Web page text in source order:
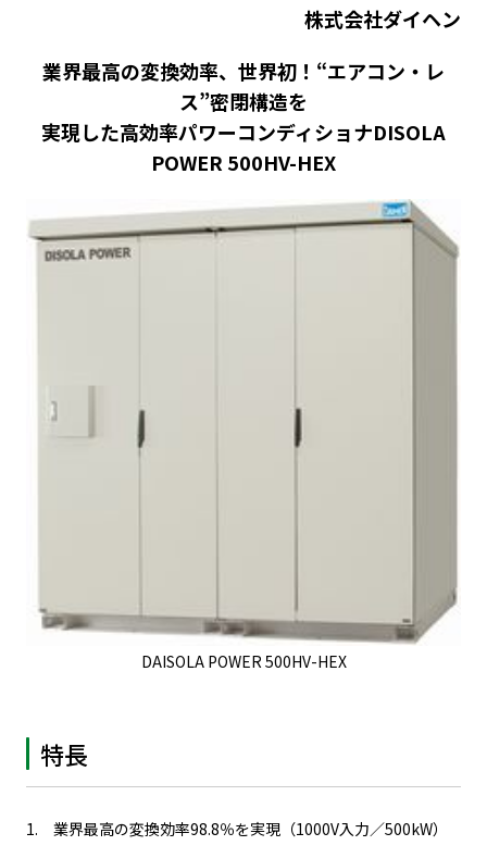
株式会社ダイヘン
業界最高の変換効率、世界初！“エアコン・レ
ス”密閉構造を
実現した高効率パワーコンディショナDISOLA
POWER 500HV-HEX
DAISOLA POWER 500HV-HEX
特長
業界最高の変換効率98.8％を実現（1000V入力／500kW）